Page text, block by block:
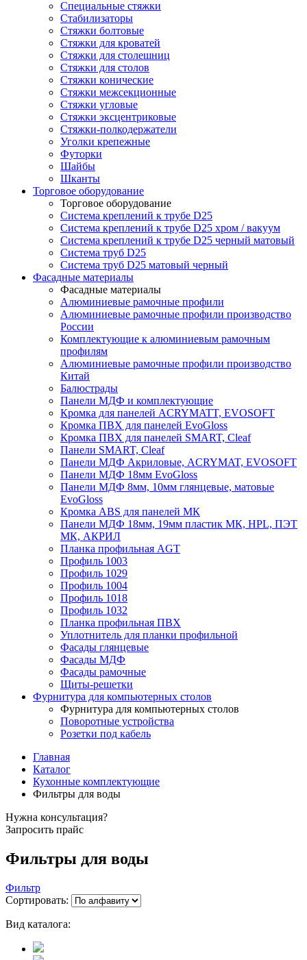
Специальные стяжки
Стабилизаторы
Стяжки болтовые
Стяжки для кроватей
Стяжки для столешниц
Стяжки для столов
Стяжки конические
Стяжки межсекционные
Стяжки угловые
Стяжки эксцентриковые
Стяжки-полкодержатели
Уголки крепежные
Футорки
Шайбы
Шканты
Торговое оборудование
Торговое оборудование
Система креплений к трубе D25
Система креплений к трубе D25 хром / вакуум
Система креплений к трубе D25 черный матовый
Система труб D25
Система труб D25 матовый черный
Фасадные материалы
Фасадные материалы
Алюминиевые рамочные профили
Алюминиевые рамочные профили производство
России
Комплектующие к алюминиевым рамочным
профилям
Алюминиевые рамочные профили производство
Китай
Балюстрады
Панели МДФ и комплектующие
Кромка для панелей ACRYMATT, EVOSOFT
Кромка ПВХ для панелей EvoGloss
Кромка ПВХ для панелей SMART, Cleaf
Панели SMART, Cleaf
Панели МДФ Акриловые, ACRYMAT, EVOSOFT
Панели МДФ 18мм EvoGloss
Панели МДФ 8мм, 10мм глянцевые, матовые
EvoGloss
Кромка ABS для панелей МК
Панели МДФ 18мм, 19мм пластик МК, HPL, ПЭТ
МК, АКРИЛ
Планка профильная AGT
Профиль 1003
Профиль 1029
Профиль 1004
Профиль 1018
Профиль 1032
Планка профильная ПВХ
Уплотнитель для планки профильной
Фасады глянцевые
Фасады МДФ
Фасады рамочные
Щиты-решетки
Фурнитура для компьютерных столов
Фурнитура для компьютерных столов
Поворотные устройства
Розетки под кабель
Главная
Каталог
Кухонные комплектующие
Фильтры для воды
Нужна консультация?
Запросить прайс
Фильтры для воды
Фильтр
Сортировать:
Вид каталога: